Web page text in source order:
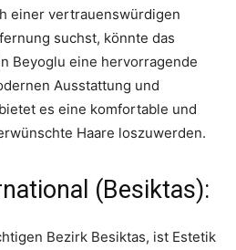
einer vertrauenswürdigen
suchst, könnte das
Beyoglu eine hervorragende
Ausstattung und
es eine komfortable und
Haare loszuwerden.
(Besiktas):
Bezirk Besiktas, ist Estetik